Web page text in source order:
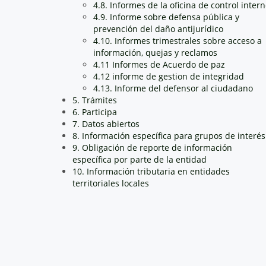
4.8. Informes de la oficina de control
4.9. Informe sobre defensa pública y
prevención del daño antijurídico
4.10. Informes trimestrales sobre acceso a
información, quejas y reclamos
4.11 Informes de Acuerdo de paz
4.12 informe de gestion de integridad
4.13. Informe del defensor al ciudadano
5. Trámites
6. Participa
7. Datos abiertos
8. Información específica para grupos de interés
9. Obligación de reporte de información
específica por parte de la entidad
10. Información tributaria en entidades
territoriales locales